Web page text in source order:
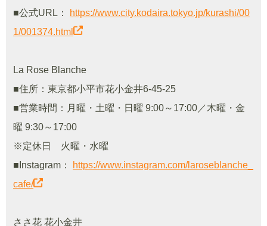
■公式URL：
https://www.city.kodaira.tokyo.jp/kurashi/00
1/001374.html
La Rose Blanche
■住所：東京都小平市花小金井6-45-25
■営業時間：月曜・土曜・日曜 9:00～17:00／木曜・金
曜 9:30～17:00
※定休日 火曜・水曜
■Instagram：
https://www.instagram.com/laroseblanche_
cafe/
ささ花 花小金井